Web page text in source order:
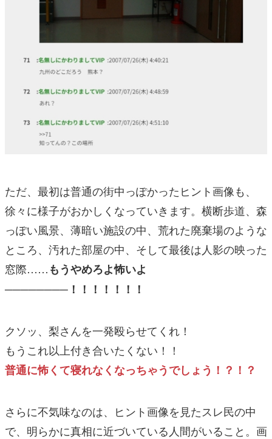
ただ、最初は普通の街中っぽかったヒント画像も、
徐々に様子がおかしくなっていきます。横断歩道、森
っぽい風景、薄暗い施設の中、荒れた廃棄場のような
ところ、汚れた部屋の中、そして最後は人影の映った
窓際……もうやめろよ怖いよ
────────！！！！！！！
クソッ、梨さんを一発殴らせてくれ！
もうこれ以上付き合いたくない！！
普通に怖くて寝れなくなっちゃうでしょう！？！？
さらに不気味なのは、ヒント画像を見たスレ民の中
で、明らかに真相に近づいている人間がいること。画